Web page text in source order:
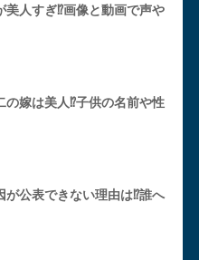
美人すぎ⁉︎画像と動画で声や
の嫁は美人⁉︎子供の名前や性
が公表できない理由は⁉︎誰へ